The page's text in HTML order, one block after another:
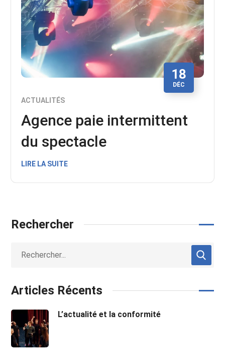
18
DÉC
ACTUALITÉS
Agence paie intermittent
du spectacle
LIRE LA SUITE
Rechercher
Articles Récents
L’actualité et la conformité